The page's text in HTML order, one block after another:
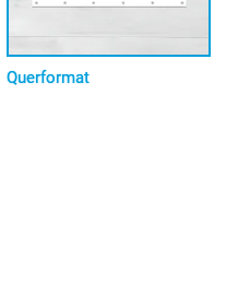
Querformat